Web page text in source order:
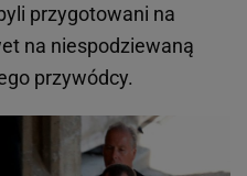
przygotowani na
na niespodziewaną
przywódcy.